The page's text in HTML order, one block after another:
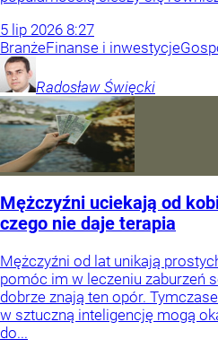
5 lip 2026 8:27
BranżeFinanse i inwestycje
Radosław Święcki
Mężczyźni uciekają od
czego nie daje terapia
Mężczyźni od lat unikają
pomóc im w leczeniu zaburzeń
dobrze znają ten opór.
w sztuczną inteligencję mogą
do...